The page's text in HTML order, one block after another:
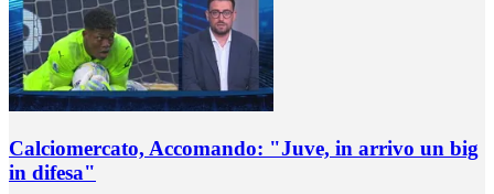
Calciomercato, Accomando: "Juve, in arrivo un big
in difesa"